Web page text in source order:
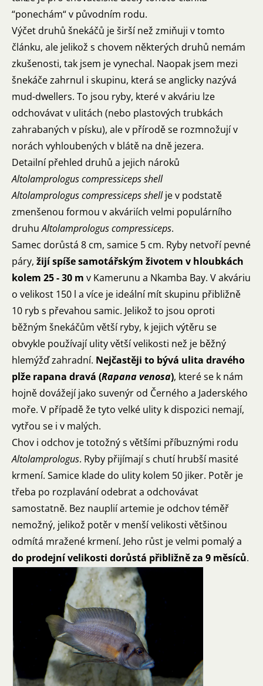
“ponechám“ v původním rodu.
Výčet druhů šnekáčů je širší než zmiňuji v tomto
článku, ale jelikož s chovem některých druhů nemám
zkušenosti, tak jsem je vynechal. Naopak jsem mezi
šnekáče zahrnul i skupinu, která se anglicky nazývá
mud-dwellers. To jsou ryby, které v akváriu lze
odchovávat v ulitách (nebo plastových trubkách
zahrabaných v písku), ale v přírodě se rozmnožují v
norách vyhloubených v blátě na dně jezera.
Detailní přehled druhů a jejich nároků
Altolamprologus compressiceps shell
Altolamprologus compressiceps shellje v podstatě
zmenšenou formou v akváriích velmi populárního
druhuAltolamprologus compressiceps.
Samec dorůstá 8 cm, samice 5 cm. Ryby netvoří pevné
páry, žijí spíše samotářským životem v hloubkách
kolem 25 - 30 m v Kamerunu a Nkamba Bay. V akváriu
o velikost 150 l a více je ideální mít skupinu přibližně
10 ryb s převahou samic. Jelikož to jsou oproti
běžným šnekáčům větší ryby, k jejich výtěru se
obvykle používají ulity větší velikosti než je běžný
hlemýžď zahradní. Nejčastěji to bývá ulita dravého
plže rapana dravá (Rapana venosa), které se k nám
hojně dovážejí jako suvenýr od Černého a Jaderského
moře. V případě že tyto velké ulity k dispozici nemají,
vytřou se i v malých.
Chov i odchov je totožný s většími příbuznými rodu
Altolamprologus. Ryby přijímají s chutí hrubší masité
krmení. Samice klade do ulity kolem 50 jiker. Potěr je
třeba po rozplavání odebrat a odchovávat
samostatně. Bez nauplií artemie je odchov téměř
nemožný, jelikož potěr v menší velikosti většinou
odmítá mražené krmení. Jeho růst je velmi pomalý a
do prodejní velikosti dorůstá přibližně za 9 měsíců.